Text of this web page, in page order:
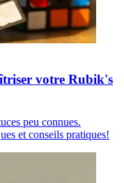
votre Rubik's
peu connues.
et conseils pratiques!